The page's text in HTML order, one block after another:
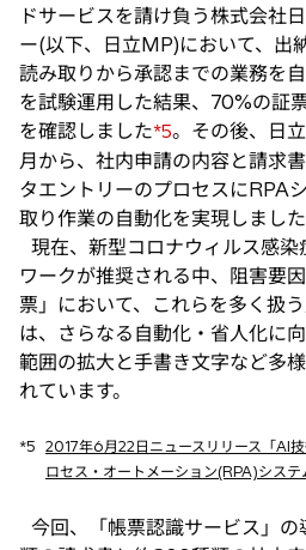
ドサービスを請け負う株式会社
ー(以下、日立MP)において、出
読み取りから承認までの業務を
を試験運用した結果、70%の証
を確認しました*5。その後、日
月から、社内申請の内容と請求
タエントリーのプロセスにRPA
取り作業の自動化を実現しました
現在、新型コロナウィルス感
ワークが推奨される中、阻害要
票」において、これらを多く扱
は、さらなる自動化・省人化に
範囲の拡大と手書き文字など多
れています。
*5 2017年6月22日ニュースリリース「AI
ロセス・オートメーション(RPA)システ
今回、「帳票認識サービス」